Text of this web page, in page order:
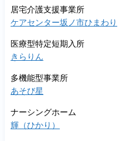
居宅介護支援事業所
ケアセンター坂ノ市ひまわり
医療型特定短期入所
きらりん
多機能型事業所
あそび星
ナーシングホーム
輝（ひかり）